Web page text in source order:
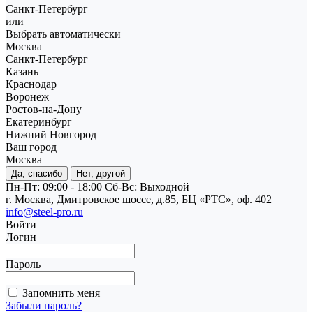
Санкт-Петербург
или
Выбрать автоматически
Москва
Санкт-Петербург
Казань
Краснодар
Воронеж
Ростов-на-Дону
Екатеринбург
Нижний Новгород
Ваш город
Москва
Да, спасибо Нет, другой
Пн-Пт: 09:00 - 18:00 Cб-Вс: Выходной
г. Москва, Дмитровское шоссе, д.85, БЦ «РТС», оф. 402
info@steel-pro.ru
Войти
Логин
Пароль
Запомнить меня
Забыли пароль?